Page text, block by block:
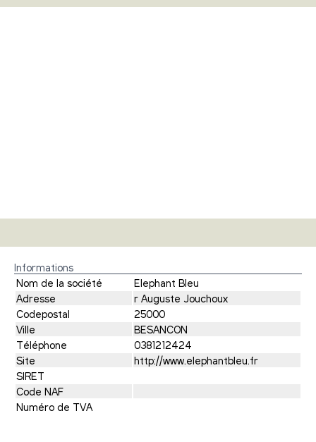
Informations
Nom de la société
Elephant Bleu
Adresse
r Auguste Jouchoux
Codepostal
25000
Ville
BESANCON
Téléphone
0381212424
Site
http://www.elephantbleu.fr
SIRET
Code NAF
Numéro de TVA